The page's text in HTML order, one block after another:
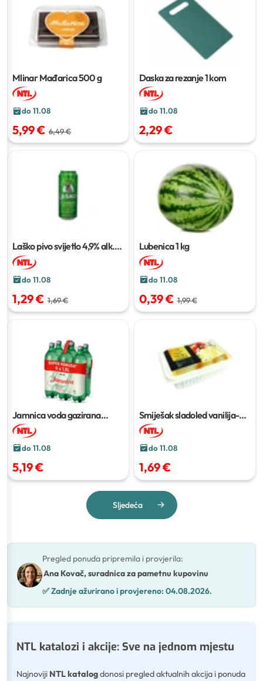
Mlinar Mađarica500 g
do 11.08
5,99 € 6,49 €
Daska za rezanje1 kom
do 11.08
2,29 €
Laško pivo svijetlo 4,9% alk.
500 ml
do 11.08
1,29 € 1,69 €
Lubenica1 kg
do 11.08
0,39 € 1,99 €
Jamnica voda gazirana
prirodna mineralna
do 11.08
5,19 €
Smiješak sladoled vanilija-
čokolada
do 11.08
1,69 €
Sljedeća
Pregled ponuda pripremila i provjerila:
Ana Kovač, suradnica za pametnu kupovinu
✅Zadnje ažurirano i provjereno: 04.08.2026.
NTL katalozi i akcije: Sve na jednom mjestu
Najnoviji NTL katalogdonosi pregled aktualnih akcija i ponuda